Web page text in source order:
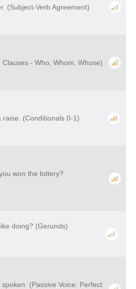
(Subject-Verb Agreement)
- Who, Whom, Whose)
raise. (Conditionals 0-1)
won the lottery?
doing? (Gerunds)
(Passive Voice: Perfect